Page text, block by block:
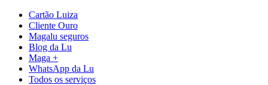
Cartão Luiza
Cliente Ouro
Magalu seguros
Blog da Lu
Maga +
WhatsApp da Lu
Todos os serviços